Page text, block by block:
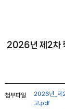
2026년 제2차
첨부파일
2026년_제2
고.pdf